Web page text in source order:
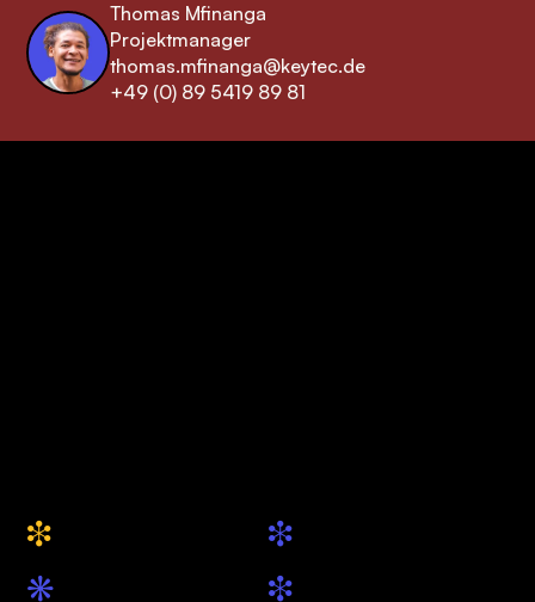
Thomas Mfinanga
Projektmanager
thomas.mfinanga@keytec.de
+49 (0) 89 5419 89 81
i
k
i
i